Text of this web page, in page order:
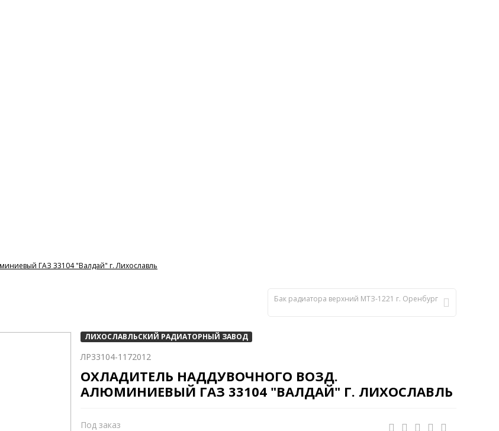
ГАЗ 33104 "Валдай" г. Лихославль
Бак радиатора верхний МТЗ-1221 г. Оренбург
ЛИХОСЛАВЛЬСКИЙ РАДИАТОРНЫЙ ЗАВОД
ЛР33104-1172012
ОХЛАДИТЕЛЬ НАДДУВОЧНОГО ВОЗД.
АЛЮМИНИЕВЫЙ ГАЗ 33104 "ВАЛДАЙ" Г. ЛИХОСЛАВЛЬ
Под заказ